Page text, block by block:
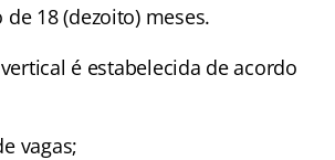
18 (dezoito) meses.
é estabelecida de acordo
vagas;